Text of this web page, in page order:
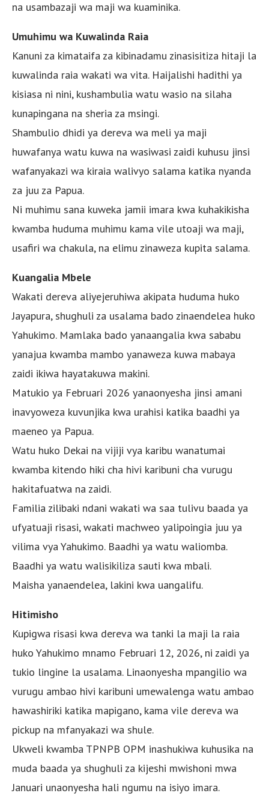
na usambazaji wa maji wa kuaminika.
Umuhimu wa Kuwalinda Raia
Kanuni za kimataifa za kibinadamu zinasisitiza hitaji la
kuwalinda raia wakati wa vita. Haijalishi hadithi ya
kisiasa ni nini, kushambulia watu wasio na silaha
kunapingana na sheria za msingi.
Shambulio dhidi ya dereva wa meli ya maji
huwafanya watu kuwa na wasiwasi zaidi kuhusu jinsi
wafanyakazi wa kiraia walivyo salama katika nyanda
za juu za Papua.
Ni muhimu sana kuweka jamii imara kwa kuhakikisha
kwamba huduma muhimu kama vile utoaji wa maji,
usafiri wa chakula, na elimu zinaweza kupita salama.
Kuangalia Mbele
Wakati dereva aliyejeruhiwa akipata huduma huko
Jayapura, shughuli za usalama bado zinaendelea huko
Yahukimo. Mamlaka bado yanaangalia kwa sababu
yanajua kwamba mambo yanaweza kuwa mabaya
zaidi ikiwa hayatakuwa makini.
Matukio ya Februari 2026 yanaonyesha jinsi amani
inavyoweza kuvunjika kwa urahisi katika baadhi ya
maeneo ya Papua.
Watu huko Dekai na vijiji vya karibu wanatumai
kwamba kitendo hiki cha hivi karibuni cha vurugu
hakitafuatwa na zaidi.
Familia zilibaki ndani wakati wa saa tulivu baada ya
ufyatuaji risasi, wakati machweo yalipoingia juu ya
vilima vya Yahukimo. Baadhi ya watu waliomba.
Baadhi ya watu walisikiliza sauti kwa mbali.
Maisha yanaendelea, lakini kwa uangalifu.
Hitimisho
Kupigwa risasi kwa dereva wa tanki la maji la raia
huko Yahukimo mnamo Februari 12, 2026, ni zaidi ya
tukio lingine la usalama. Linaonyesha mpangilio wa
vurugu ambao hivi karibuni umewalenga watu ambao
hawashiriki katika mapigano, kama vile dereva wa
pickup na mfanyakazi wa shule.
Ukweli kwamba TPNPB OPM inashukiwa kuhusika na
muda baada ya shughuli za kijeshi mwishoni mwa
Januari unaonyesha hali ngumu na isiyo imara.